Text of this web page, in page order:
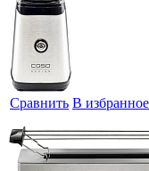
Сравнить В избранное